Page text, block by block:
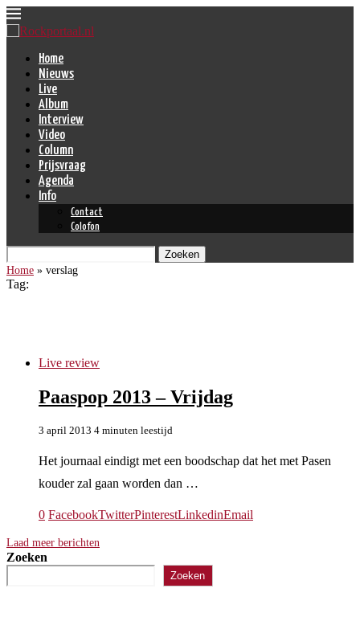
Home
Nieuws
Live
Album
Interview
Video
Column
Prijsvraag
Agenda
Info
Contact
Colofon
Zoeken
Home » verslag
Tag:
Live review
Paaspop 2013 – Vrijdag
3 april 2013 4 minuten leestijd
Het journaal eindigt met een boodschap dat het met Pasen
kouder zal gaan worden dan …
0 FacebookTwitterPinterestLinkedinEmail
Laad meer berichten
Zoeken
Zoeken